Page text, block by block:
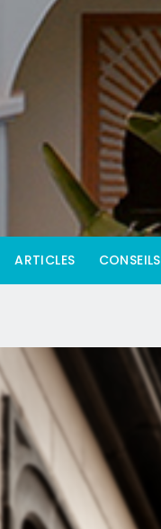
ARTICLES CONSEILS